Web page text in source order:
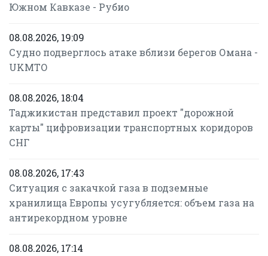
Южном Кавказе - Рубио
08.08.2026, 19:09
Судно подверглось атаке вблизи берегов Омана -
UKMTO
08.08.2026, 18:04
Таджикистан представил проект "дорожной
карты" цифровизации транспортных коридоров
СНГ
08.08.2026, 17:43
Ситуация с закачкой газа в подземные
хранилища Европы усугубляется: объем газа на
антирекордном уровне
08.08.2026, 17:14